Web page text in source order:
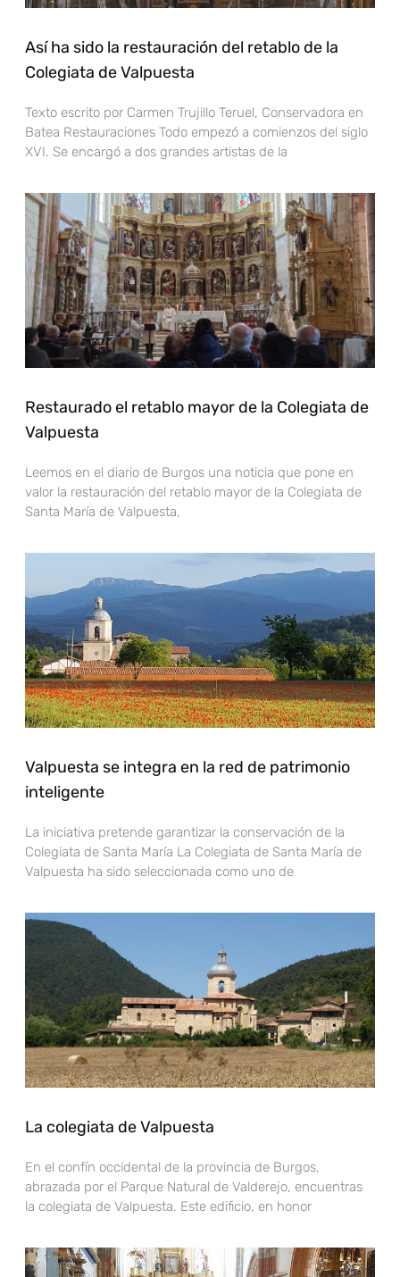
Así ha sido la restauración del retablo de la
Colegiata de Valpuesta
Texto escrito por Carmen Trujillo Teruel, Conservadora en
Batea Restauraciones Todo empezó a comienzos del siglo
XVI. Se encargó a dos grandes artistas de la
Restaurado el retablo mayor de la Colegiata de
Valpuesta
Leemos en el diario de Burgos una noticia que pone en
valor la restauración del retablo mayor de la Colegiata de
Santa María de Valpuesta,
Valpuesta se integra en la red de patrimonio
inteligente
La iniciativa pretende garantizar la conservación de la
Colegiata de Santa María La Colegiata de Santa María de
Valpuesta ha sido seleccionada como uno de
La colegiata de Valpuesta
En el confín occidental de la provincia de Burgos,
abrazada por el Parque Natural de Valderejo, encuentras
la colegiata de Valpuesta. Este edificio, en honor